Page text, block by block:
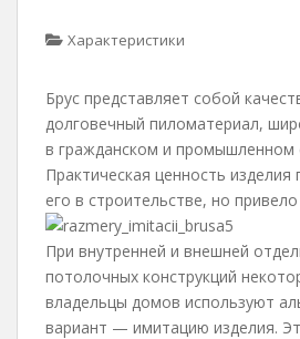
Характеристики
Брус представляет собой
долговечный пиломатериал,
в гражданском и промышленном
Практическая ценность изделия
его в строительстве, но
При внутренней и внешней
потолочных конструкций
владельцы домов используют
вариант — имитацию изделия.